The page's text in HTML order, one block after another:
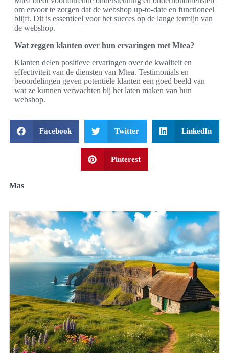
om ervoor te zorgen dat de webshop up-to-date en functioneel
blijft. Dit is essentieel voor het succes op de lange termijn van
de webshop.
Wat zeggen klanten over hun ervaringen met Mtea?
Klanten delen positieve ervaringen over de kwaliteit en
effectiviteit van de diensten van Mtea. Testimonials en
beoordelingen geven potentiële klanten een goed beeld van
wat ze kunnen verwachten bij het laten maken van hun
webshop.
Facebook Twitter LinkedIn
Pinterest
Mas